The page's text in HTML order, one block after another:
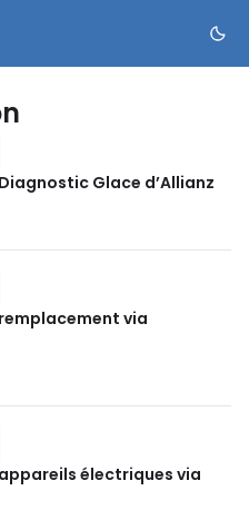
Glace d’Allianz
via
électriques via